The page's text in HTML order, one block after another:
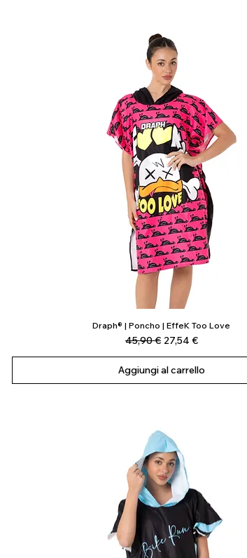
Vista rapida
Draph® | Poncho | EffeK Too Love
Prezzo regolare
45,90 € Prezzo scontato
27,54 €
Aggiungi al carrello